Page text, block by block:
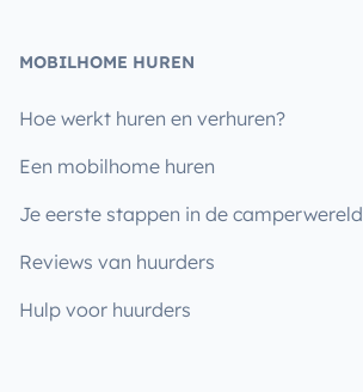
MOBILHOME HUREN
Hoe werkt huren en verhuren?
Een mobilhome huren
Je eerste stappen in de camperwereld
Reviews van huurders
Hulp voor huurders